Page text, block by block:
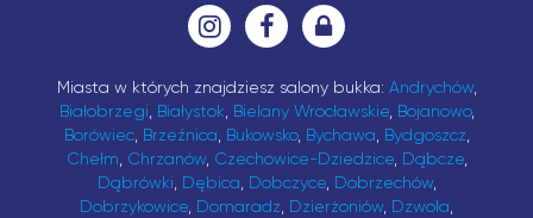
Miasta w których znajdziesz salony bukka: Andrychów,
Białobrzegi, Białystok, Bielany Wrocławskie, Bojanowo,
Borówiec, Brzeźnica, Bukowsko, Bychawa, Bydgoszcz,
Chełm, Chrzanów, Czechowice-Dziedzice, Dąbcze,
Dąbrówki, Dębica, Dobczyce, Dobrzechów,
Dobrzykowice, Domaradz, Dzierżoniów, Dzwola,